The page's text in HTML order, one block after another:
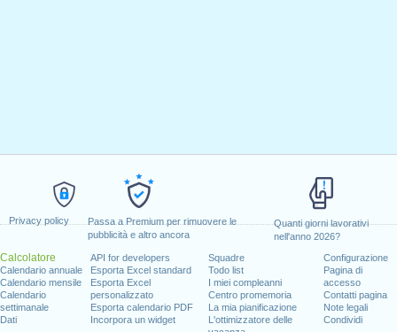
Privacy policy
Passa a Premium per rimuovere le
pubblicità e altro ancora
Quanti giorni lavorativi
nell'anno 2026?
Calcolatore
Calendario annuale
Calendario mensile
Calendario
settimanale
Dati
API for developers
Esporta Excel standard
Esporta Excel
personalizzato
Esporta calendario PDF
Incorpora un widget
Squadre
Todo list
I miei compleanni
Centro promemoria
La mia pianificazione
L'ottimizzatore delle
Configurazione
Pagina di
accesso
Contatti pagina
Note legali
Condividi